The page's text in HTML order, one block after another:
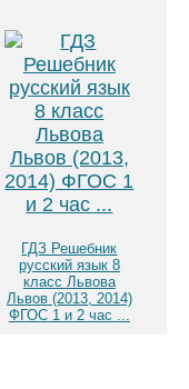
ГДЗ Решебник
русский язык 8
класс Львова
Львов (2013, 2014)
ФГОС 1 и 2 час ...